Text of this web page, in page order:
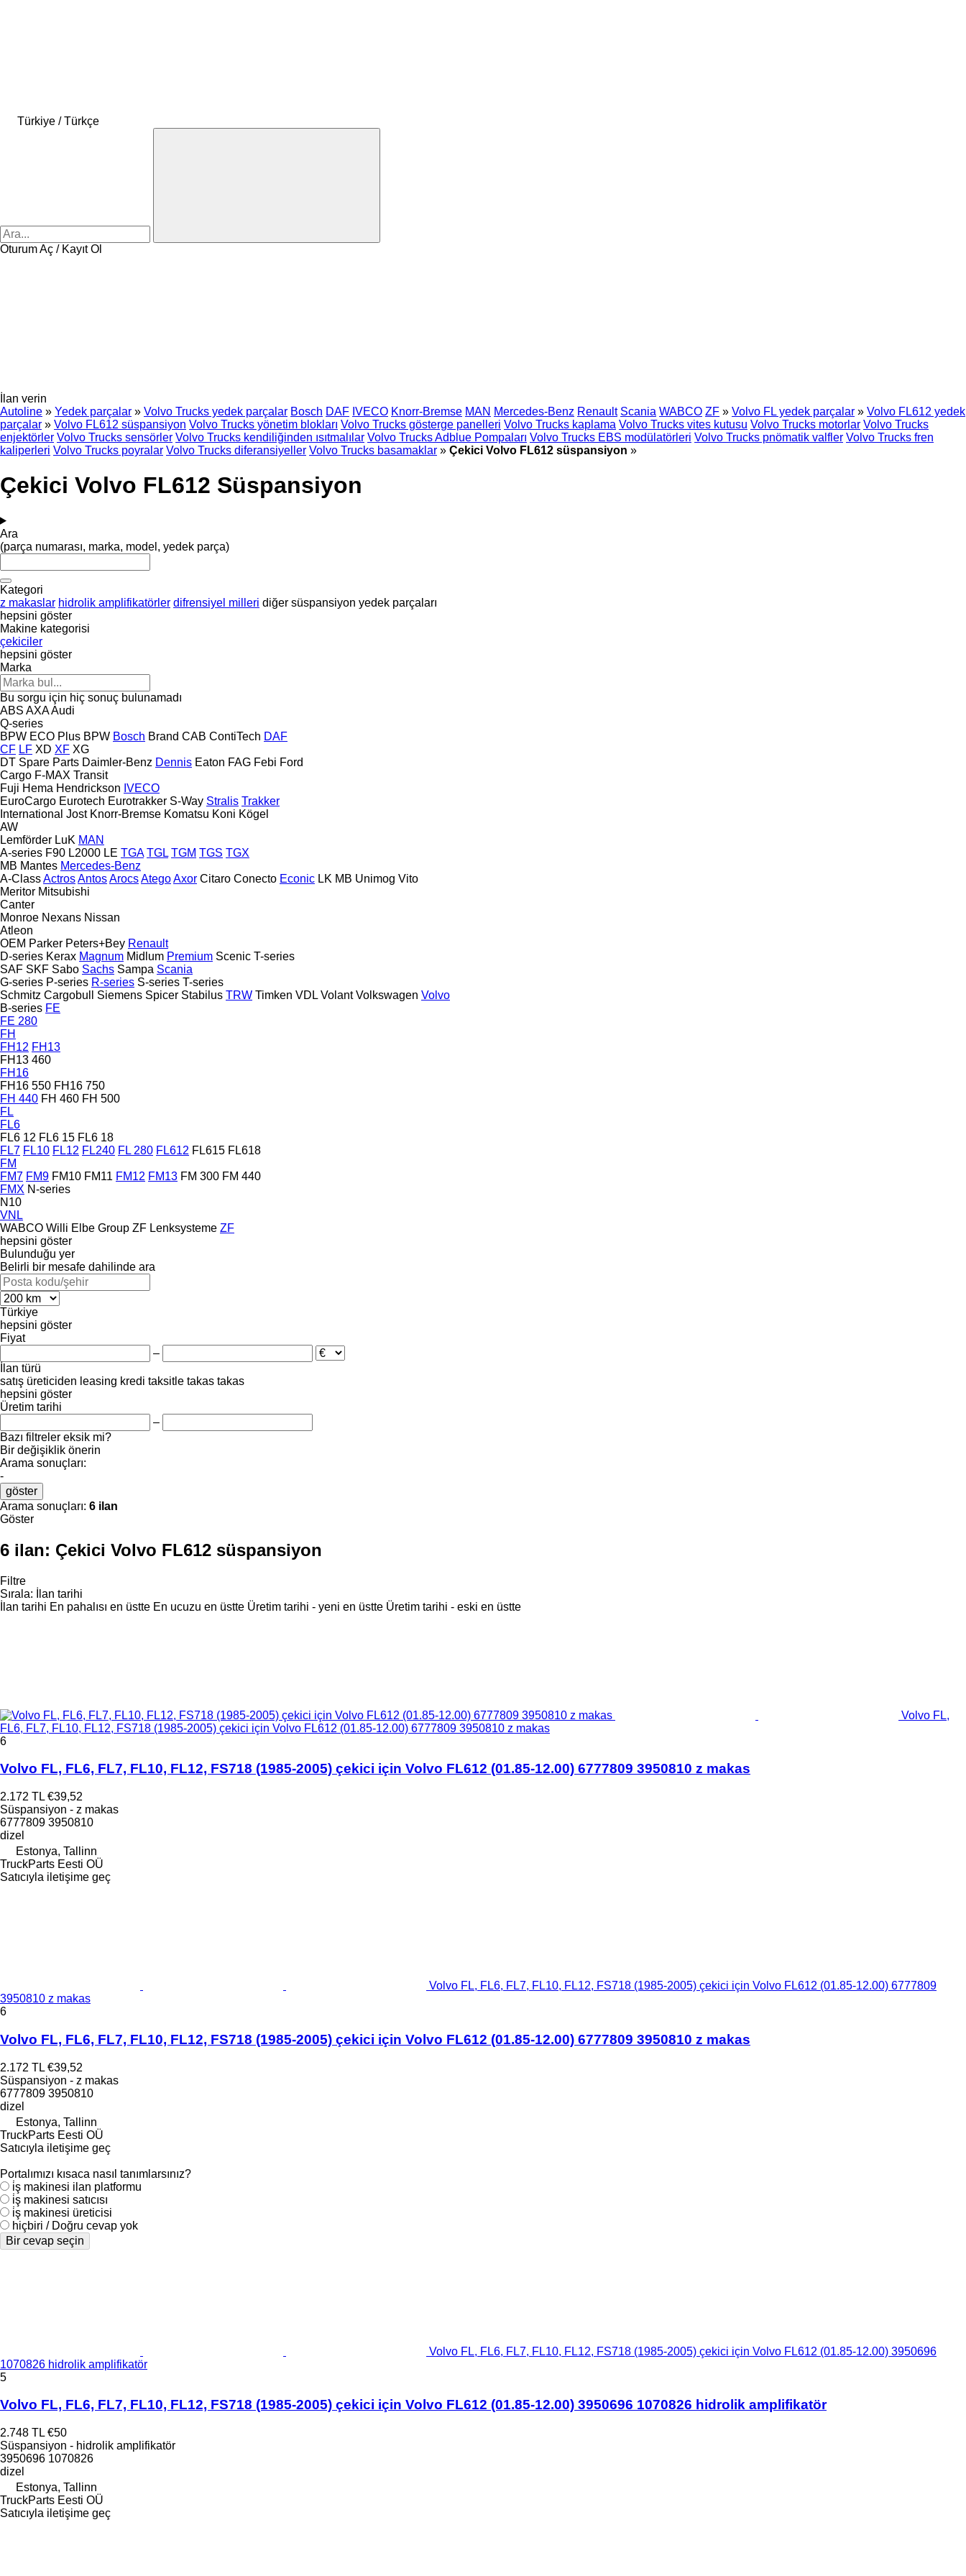
Türkiye / Türkçe
Oturum Aç / Kayıt Ol
İlan verin
Autoline » Yedek parçalar » Volvo Trucks yedek parçalar Bosch DAF IVECO Knorr-Bremse MAN Mercedes-Benz Renault Scania WABCO ZF » Volvo FL yedek parçalar » Volvo FL612 yedek
parçalar » Volvo FL612 süspansiyon Volvo Trucks yönetim blokları Volvo Trucks gösterge panelleri Volvo Trucks kaplama Volvo Trucks vites kutusu Volvo Trucks motorlar Volvo Trucks
enjektörler Volvo Trucks sensörler Volvo Trucks kendiliğinden ısıtmalılar Volvo Trucks Adblue Pompaları Volvo Trucks EBS modülatörleri Volvo Trucks pnömatik valfler Volvo Trucks fren
kaliperleri Volvo Trucks poyralar Volvo Trucks diferansiyeller Volvo Trucks basamaklar » Çekici Volvo FL612 süspansiyon »
Çekici Volvo FL612 Süspansiyon
Ara
(parça numarası, marka, model, yedek parça)
Kategori
z makaslar hidrolik amplifikatörler difrensiyel milleri diğer süspansiyon yedek parçaları
hepsini göster
Makine kategorisi
çekiciler
hepsini göster
Marka
Bu sorgu için hiç sonuç bulunamadı
ABS AXAAudi
Q-series
BPW ECO Plus BPW Bosch Brand CAB ContiTech DAF
CF LF XD XF XG
DT Spare Parts Daimler-Benz Dennis Eaton FAG Febi Ford
Cargo F-MAX Transit
Fuji Hema Hendrickson IVECO
EuroCargo Eurotech Eurotrakker S-Way Stralis Trakker
International Jost Knorr-Bremse Komatsu Koni Kögel
AW
Lemförder LuK MAN
A-series F90 L2000 LE TGA TGL TGM TGS TGX
MB Mantes Mercedes-Benz
A-ClassActrosAntosArocsAtegoAxor Citaro Conecto Econic LK MB Unimog Vito
Meritor Mitsubishi
Canter
Monroe Nexans Nissan
Atleon
OEM Parker Peters+Bey Renault
D-series Kerax Magnum Midlum Premium Scenic T-series
SAF SKF Sabo Sachs Sampa Scania
G-series P-series R-series S-series T-series
Schmitz Cargobull
Siemens Spicer Stabilus TRW Timken VDL Volant Volkswagen Volvo
B-series FE
FE 280
FH
FH12 FH13
FH13 460
FH16
FH16 550 FH16 750
FH 440 FH 460 FH 500
FL
FL6
FL6 12 FL6 15 FL6 18
FL7 FL10 FL12 FL240 FL 280 FL612 FL615 FL618
FM
FM7 FM9 FM10 FM11 FM12 FM13 FM 300 FM 440
FMX N-series
N10
VNL
WABCO Willi Elbe Group ZF Lenksysteme ZF
hepsini göster
Bulunduğu yer
Belirli bir mesafe dahilinde ara
Türkiye
hepsini göster
Fiyat
–
İlan türü
satış üreticiden leasing kredi taksitle takas takas
hepsini göster
Üretim tarihi
–
Bazı filtreler eksik mi?
Bir değişiklik önerin
Arama sonuçları:
-
göster
Arama sonuçları: 6 ilan
Göster
6 ilan: Çekici Volvo FL612 süspansiyon
Filtre
Sırala:
İlan tarihi
İlan tarihi En pahalısı en üstte En ucuzu en üstte Üretim tarihi - yeni en üstte Üretim tarihi - eski en üstte
Volvo FL,
FL6, FL7, FL10, FL12, FS718 (1985-2005) çekici için Volvo FL612 (01.85-12.00) 6777809 3950810 z makas
6
Volvo FL, FL6, FL7, FL10, FL12, FS718 (1985-2005) çekici için Volvo FL612 (01.85-12.00) 6777809 3950810 z makas
2.172 TL €39,52
Süspansiyon - z makas
6777809 3950810
dizel
Estonya, Tallinn
TruckParts Eesti OÜ
Satıcıyla iletişime geç
Volvo FL, FL6, FL7, FL10, FL12, FS718 (1985-2005) çekici için Volvo FL612 (01.85-12.00) 6777809
3950810 z makas
6
Volvo FL, FL6, FL7, FL10, FL12, FS718 (1985-2005) çekici için Volvo FL612 (01.85-12.00) 6777809 3950810 z makas
2.172 TL €39,52
Süspansiyon - z makas
6777809 3950810
dizel
Estonya, Tallinn
TruckParts Eesti OÜ
Satıcıyla iletişime geç
Portalımızı kısaca nasıl tanımlarsınız?
i̇ş makinesi ilan platformu
i̇ş makinesi satıcısı
i̇ş makinesi üreticisi
hiçbiri / Doğru cevap yok
Bir cevap seçin
Volvo FL, FL6, FL7, FL10, FL12, FS718 (1985-2005) çekici için Volvo FL612 (01.85-12.00) 3950696
1070826 hidrolik amplifikatör
5
Volvo FL, FL6, FL7, FL10, FL12, FS718 (1985-2005) çekici için Volvo FL612 (01.85-12.00) 3950696 1070826 hidrolik amplifikatör
2.748 TL €50
Süspansiyon - hidrolik amplifikatör
3950696 1070826
dizel
Estonya, Tallinn
TruckParts Eesti OÜ
Satıcıyla iletişime geç